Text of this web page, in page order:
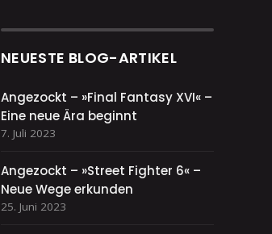
NEUESTE BLOG-ARTIKEL
Angezockt – »Final Fantasy XVI« –
Eine neue Ära beginnt
7. Juli 2023
Angezockt – »Street Fighter 6« –
Neue Wege erkunden
25. Juni 2023